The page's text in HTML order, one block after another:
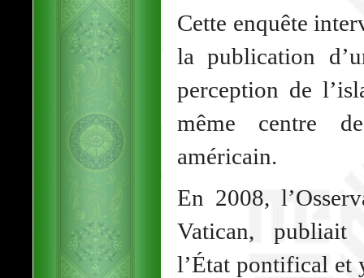
Cette enquête
la publication
perception de
même centre
américain.
En 2008,
Vatican, publiait
l’État pontifical et